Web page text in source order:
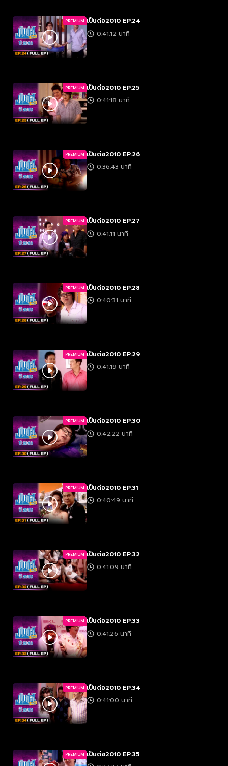
PREMIUM เป็นต่อ2010 EP.24
0:41:12 นาที
PREMIUM เป็นต่อ2010 EP.25
0:41:18 นาที
PREMIUM เป็นต่อ2010 EP.26
0:36:43 นาที
PREMIUM เป็นต่อ2010 EP.27
0:41:11 นาที
PREMIUM เป็นต่อ2010 EP.28
0:40:31 นาที
PREMIUM เป็นต่อ2010 EP.29
0:41:19 นาที
PREMIUM เป็นต่อ2010 EP.30
0:42:22 นาที
PREMIUM เป็นต่อ2010 EP.31
0:40:49 นาที
PREMIUM เป็นต่อ2010 EP.32
0:41:09 นาที
PREMIUM เป็นต่อ2010 EP.33
0:41:26 นาที
PREMIUM เป็นต่อ2010 EP.34
0:41:00 นาที
PREMIUM เป็นต่อ2010 EP.35